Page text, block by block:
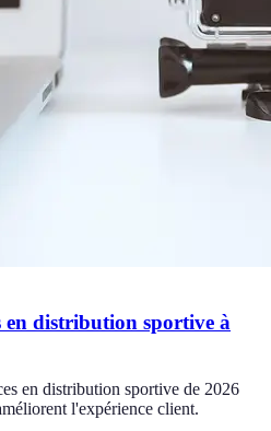
en distribution sportive à
en distribution sportive de 2026
l'expérience client.